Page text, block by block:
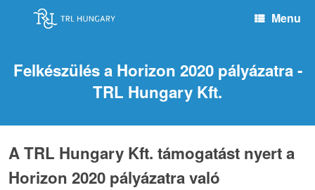
Menu
Felkészülés a Horizon 2020 pályázatra -
TRL Hungary Kft.
A TRL Hungary Kft. támogatást nyert a
Horizon 2020 pályázatra való